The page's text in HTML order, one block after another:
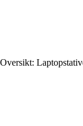
Oversikt: